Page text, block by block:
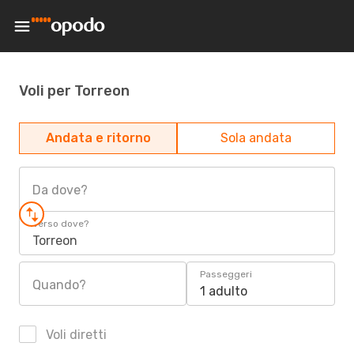
Voli per Torreon
Andata e ritorno Sola andata
Da dove?
Verso dove?
Torreon
Quando?
Passeggeri
1 adulto
Voli diretti